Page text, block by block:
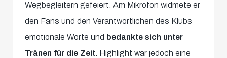
Wegbegleitern gefeiert. Am Mikrofon widmete er
den Fans und den Verantwortlichen des Klubs
emotionale Worte und bedankte sich unter
Tränen für die Zeit. Highlight war jedoch eine